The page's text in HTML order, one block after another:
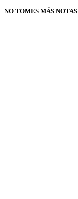
NO TOMES MÁS NOTAS